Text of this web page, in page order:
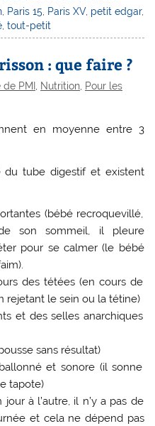
Paris 15 Paris XV, petit edgar,
,tout-petit
: que faire ?
PMI , Nutrition, Pour les
en moyenne entre 3
du tube digestif et existent
(bébé recroquevillé,
son sommeil, il pleure
pour se calmer (le bébé
des tétées (en cours de
rejetant le sein ou la tétine)
et des selles anarchiques
sans résultat)
et sonore (il sonne
tapote)
jour à l’autre, il n’y a pas de
et cela ne dépend pas